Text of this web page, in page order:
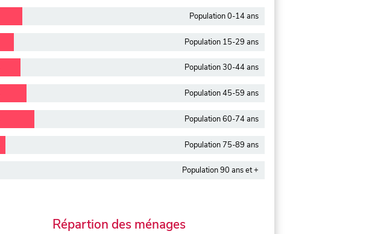
Population 0-14 ans
Population 15-29 ans
Population 30-44 ans
Population 45-59 ans
Population 60-74 ans
Population 75-89 ans
Population 90 ans et +
Répartion des ménages